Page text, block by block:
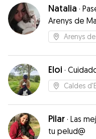
Natalia ·
Arenys de
Arenys
Eloi ·
Caldes
Pilar · Las
tu pelud@